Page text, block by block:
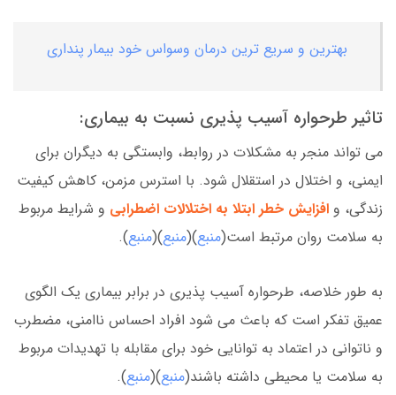
بهترین و سریع ترین درمان وسواس خود بیمار پنداری
تاثیر طرحواره آسیب پذیری نسبت به بیماری:
می تواند منجر به مشکلات در روابط، وابستگی به دیگران برای
ایمنی، و اختلال در استقلال شود. با استرس مزمن، کاهش کیفیت
زندگی، و افزایش خطر ابتلا به اختلالات اضطرابی و شرایط مربوط
به سلامت روان مرتبط است(منبع)(منبع)(منبع).
به طور خلاصه، طرحواره آسیب پذیری در برابر بیماری یک الگوی
عمیق تفکر است که باعث می شود افراد احساس ناامنی، مضطرب
و ناتوانی در اعتماد به توانایی خود برای مقابله با تهدیدات مربوط
به سلامت یا محیطی داشته باشند(منبع)(منبع).